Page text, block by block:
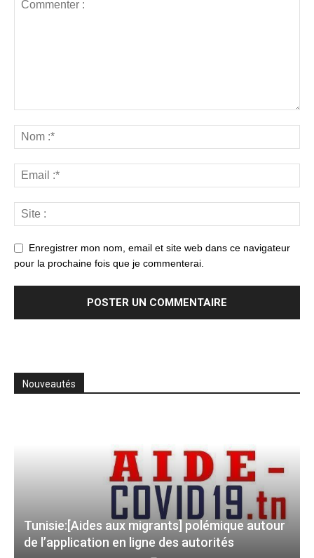
Enregistrer mon nom, email et site web dans ce navigateur
pour la prochaine fois que je commenterai.
Nouveautés
Tunisie:[Aides aux migrants] polémique autour
de l’application en ligne des autorités